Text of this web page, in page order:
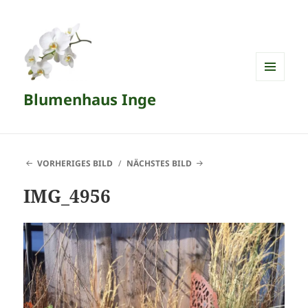
Blumenhaus Inge
VORHERIGES BILD NÄCHSTES BILD
IMG_4956